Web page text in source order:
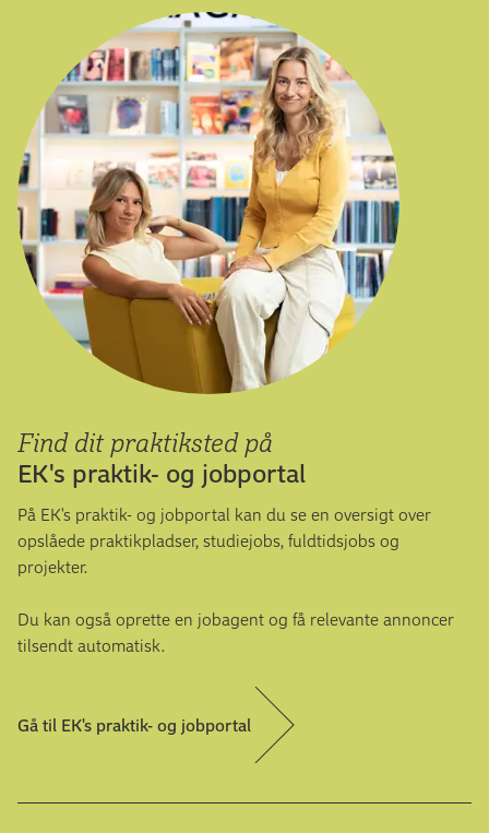
Find dit praktiksted på
EK's praktik- og jobportal
På EK's praktik- og jobportal kan du se en oversigt over
opslåede praktikpladser, studiejobs, fuldtidsjobs og
projekter.
Du kan også oprette en jobagent og få relevante annoncer
tilsendt automatisk.
Gå til EK's praktik- og jobportal